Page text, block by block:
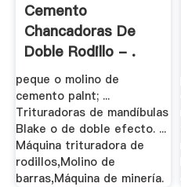
Cemento
Chancadoras De
Doble Rodillo - .
peque o molino de
cemento palnt; ...
Trituradoras de mandíbulas
Blake o de doble efecto. ...
Máquina trituradora de
rodillos,Molino de
barras,Máquina de minería.